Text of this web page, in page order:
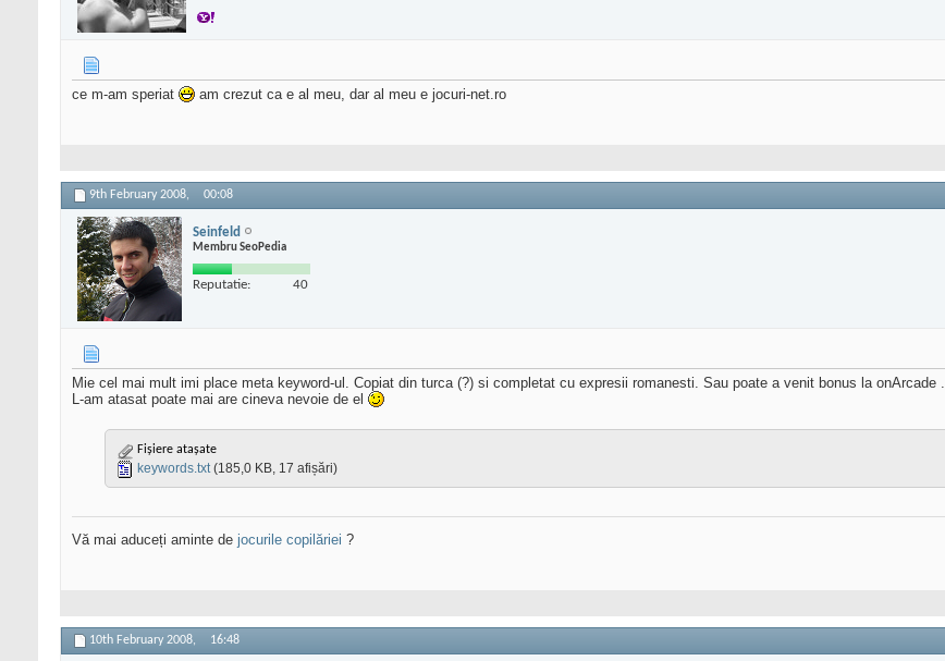
ce m-am speriat am crezut ca e al meu, dar al meu e jocuri-net.ro
9th February 2008, 00:08
Seinfeld
Membru SeoPedia
Reputatie: 40
Mie cel mai mult imi place meta keyword-ul. Copiat din turca (?) si completat cu expresii romanesti. Sau poate a venit bonus la onArcade .
L-am atasat poate mai are cineva nevoie de el
Fișiere atașate
keywords.txt (185,0 KB, 17 afișări)
Vă mai aduceți aminte de jocurile copilăriei ?
10th February 2008, 16:48